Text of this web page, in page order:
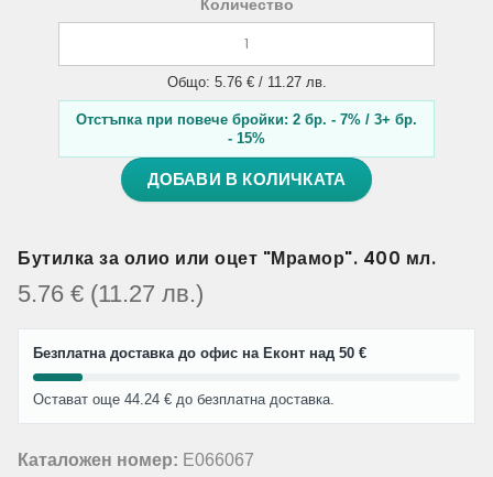
Количество
Общо: 5.76 € / 11.27 лв.
Отстъпка при повече бройки: 2 бр. - 7% / 3+ бр.
- 15%
ДОБАВИ В КОЛИЧКАТА
Бутилка за олио или оцет "Мрамор". 400 мл.
5.76 € (11.27 лв.)
Безплатна доставка до офис на Еконт над 50 €
Остават още 44.24 € до безплатна доставка.
Каталожен номер: E066067